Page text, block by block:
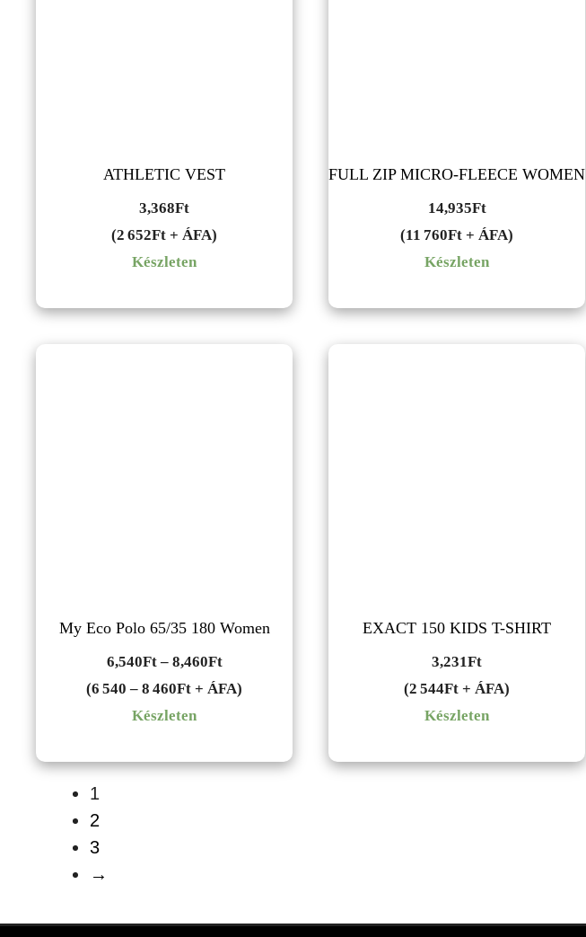
ATHLETIC VEST
3,368Ft
(2 652Ft + ÁFA)
Készleten
FULL ZIP MICRO-FLEECE WOMEN
14,935Ft
(11 760Ft + ÁFA)
Készleten
My Eco Polo 65/35 180 Women
6,540Ft – 8,460FtÁrtartomány:
6,540Ft
(6 540 – 8 460Ft + ÁFA)
Készleten
EXACT 150 KIDS T-SHIRT
3,231Ft
(2 544Ft + ÁFA)
Készleten
1
2
3
→